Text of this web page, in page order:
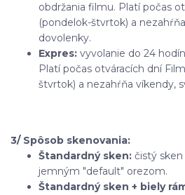
obdržania filmu. Platí počas
(pondelok-štvrtok) a
dovolenky.
Expres: vyvolanie do 24
Platí počas otváracích dní
štvrtok) a nezahŕňa víkendy,
3/ Spôsob skenovania:
Štandardný sken: čistý
jemným "default" orezom.
Štandardný sken + biely